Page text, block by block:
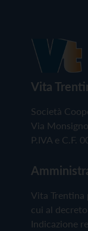
Vita
Società
Via
P.IVA e C.F.
Vita
cui al
Indicazione